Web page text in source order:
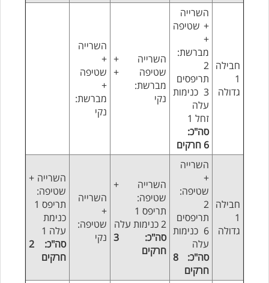
חבילה
1
גדולה
השרייה
+ שטיפה
+
מברשת:
2
תריפסים
3 כנימות
עלה
זחל 1
סה"כ:
6 חרקים
השרייה +
שטיפה +
מברשת:
נקי
השרייה
+
שטיפה
+
מברשת:
נקי
חבילה
1
גדולה
השרייה
+
שטיפה:
2
תריפסים
6 כנימות
עלה
סה"כ: 8
חרקים
השרייה +
שטיפה:
תריפס 1
2 כנימות עלה
סה"כ: 3
חרקים
השרייה
+
שטיפה:
נקי
השרייה +
שטיפה:
תריפס 1
כנימת
עלה 1
סה"כ: 2
חרקים